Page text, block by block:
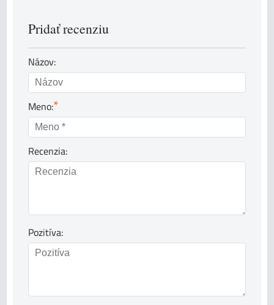
Pridať recenziu
Názov:
Meno:*
Recenzia:
Pozitíva: